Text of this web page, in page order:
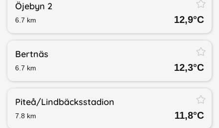
Öjebyn 2
6.7 km 12,9°C
Bertnäs
6.7 km 12,3°C
Piteå/​Lindbäcksstadion
7.8 km 11,8°C